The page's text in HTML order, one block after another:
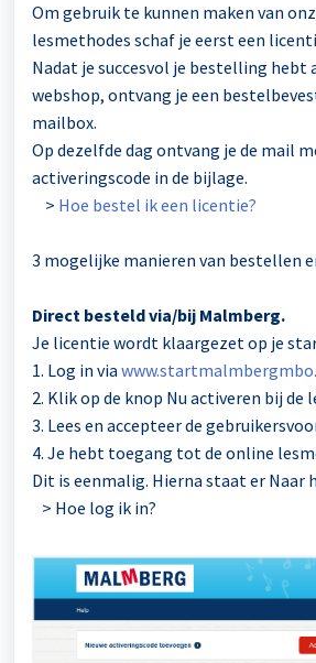
Om gebruik te kunnen maken van
lesmethodes schaf je eerst een
Nadat je succesvol je bestelling hebt
webshop, ontvang je een
mailbox.
Op dezelfde dag ontvang je de mail
activeringscode in de bijlage.
> Hoe bestel ik een licentie?
3 mogelijke manieren van bestellen
Direct besteld via/bij Malmberg.
Je licentie wordt klaargezet op je
1. Log in via
2. Klik op de knop Nu activeren bij de
3. Lees en accepteer de
4. Je hebt toegang tot de online
Dit is eenmalig. Hierna staat er Naar
> Hoe log ik in?